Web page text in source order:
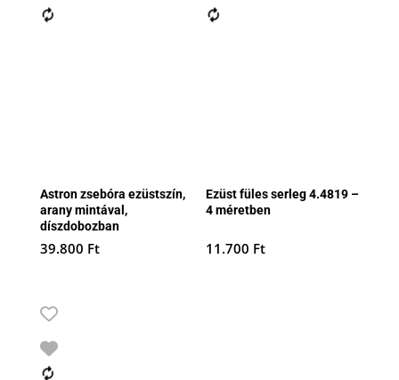
Astron zsebóra ezüstszín,
arany mintával,
díszdobozban
39.800 Ft
Ezüst füles serleg 4.4819 –
4 méretben
11.700 Ft